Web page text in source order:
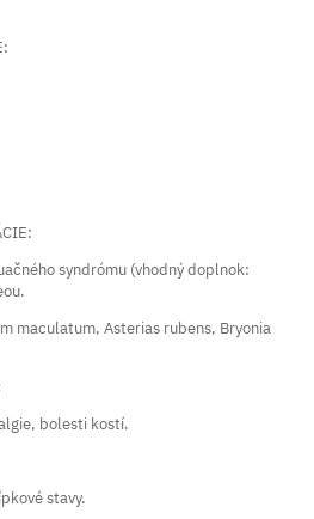
syndrómu (vhodný doplnok:
maculatum, Asterias rubens, Bryonia
bolesti kostí.
stavy.